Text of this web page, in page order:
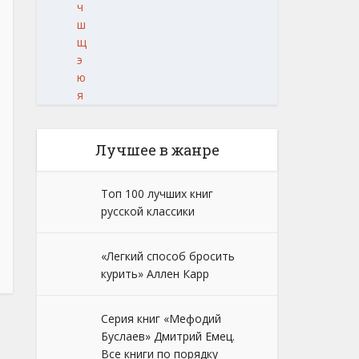
ч
ш
щ
э
ю
я
Лучшее в жанре
Топ 100 лучших книг
русской классики
«Легкий способ бросить
курить» Аллен Карр
Серия книг «Мефодий
Буслаев» Дмитрий Емец.
Все книги по порядку